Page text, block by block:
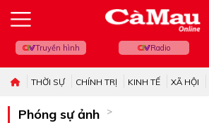
Truyền hình Radio
THỜI SỰ CHÍNH TRỊ KINH TẾ XÃ HỘI
Phóng sự ảnh